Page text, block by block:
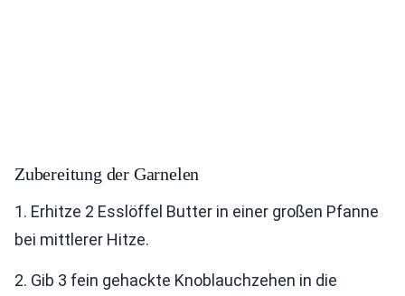
Zubereitung der Garnelen
1. Erhitze 2 Esslöffel Butter in einer großen Pfanne
bei mittlerer Hitze.
2. Gib 3 fein gehackte Knoblauchzehen in die